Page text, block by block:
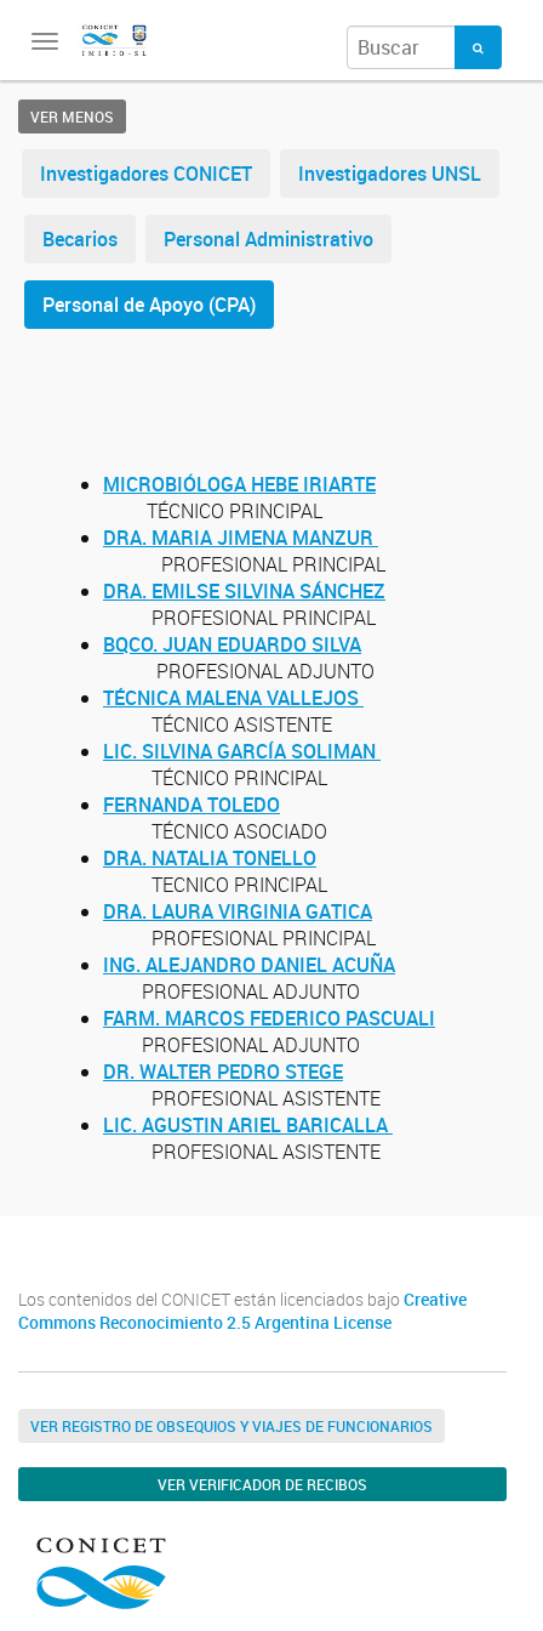
Toggle
VER MENOS
Investigadores CONICET Investigadores UNSL
Becarios Personal Administrativo
Personal de Apoyo (CPA)
MICROBIÓLOGA HEBE IRIARTE
TÉCNICO PRINCIPAL
DRA. MARIA JIMENA MANZUR
PROFESIONAL PRINCIPAL
DRA. EMILSE SILVINA SÁNCHEZ
PROFESIONAL PRINCIPAL
BQCO. JUAN EDUARDO SILVA
PROFESIONAL ADJUNTO
TÉCNICA MALENA VALLEJOS
TÉCNICO ASISTENTE
LIC. SILVINA GARCÍA SOLIMAN
TÉCNICO PRINCIPAL
FERNANDA TOLEDO
TÉCNICO ASOCIADO
DRA. NATALIA TONELLO
TECNICO PRINCIPAL
DRA. LAURA VIRGINIA GATICA
PROFESIONAL PRINCIPAL
ING. ALEJANDRO DANIEL ACUÑA
PROFESIONAL ADJUNTO
FARM. MARCOS FEDERICO PASCUALI
PROFESIONAL ADJUNTO
DR. WALTER PEDRO STEGE
PROFESIONAL ASISTENTE
LIC. AGUSTIN ARIEL BARICALLA
PROFESIONAL ASISTENTE
Los contenidos del CONICET están licenciados bajo Creative
Commons Reconocimiento 2.5 Argentina License
VER REGISTRO DE OBSEQUIOS Y VIAJES DE FUNCIONARIOS
VER VERIFICADOR DE RECIBOS